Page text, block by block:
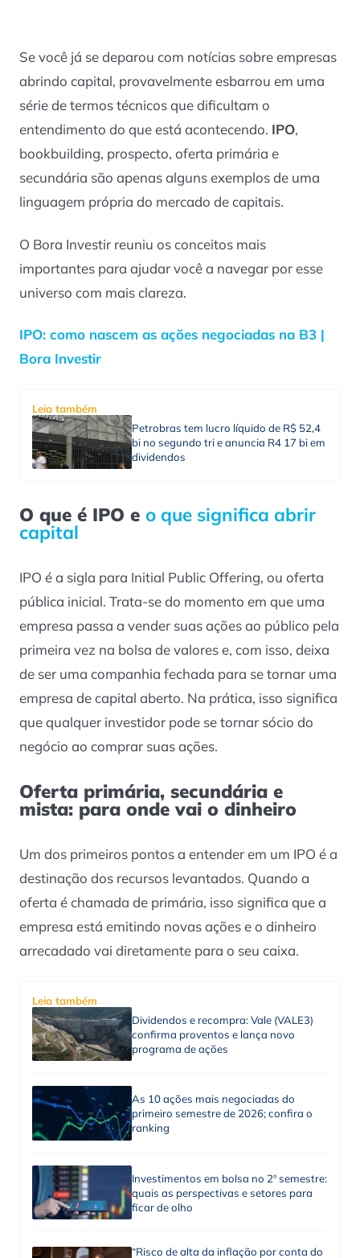
Se você já se deparou com notícias sobre empresas
abrindo capital, provavelmente esbarrou em uma
série de termos técnicos que dificultam o
entendimento do que está acontecendo. IPO,
bookbuilding, prospecto, oferta primária e
secundária são apenas alguns exemplos de uma
linguagem própria do mercado de capitais.
O Bora Investir reuniu os conceitos mais
importantes para ajudar você a navegar por esse
universo com mais clareza.
IPO: como nascem as ações negociadas na B3 |
Bora Investir
Leia também
Petrobras tem lucro líquido de R$ 52,4
bi no segundo tri e anuncia R4 17 bi em
dividendos
O que é IPO e o que significa abrir
capital
IPO é a sigla para Initial Public Offering, ou oferta
pública inicial. Trata-se do momento em que uma
empresa passa a vender suas ações ao público pela
primeira vez na bolsa de valores e, com isso, deixa
de ser uma companhia fechada para se tornar uma
empresa de capital aberto. Na prática, isso significa
que qualquer investidor pode se tornar sócio do
negócio ao comprar suas ações.
Oferta primária, secundária e
mista: para onde vai o dinheiro
Um dos primeiros pontos a entender em um IPO é a
destinação dos recursos levantados. Quando a
oferta é chamada de primária, isso significa que a
empresa está emitindo novas ações e o dinheiro
arrecadado vai diretamente para o seu caixa.
Leia também
Dividendos e recompra: Vale (VALE3)
confirma proventos e lança novo
programa de ações
As 10 ações mais negociadas do
primeiro semestre de 2026; confira o
ranking
Investimentos em bolsa no 2º semestre:
quais as perspectivas e setores para
ficar de olho
“Risco de alta da inflação por conta do